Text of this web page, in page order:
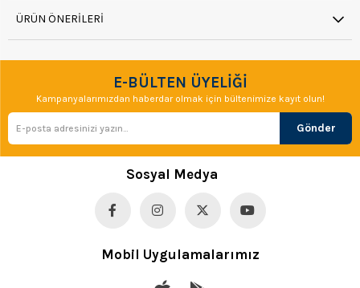
ÜRÜN ÖNERILERI
E-BÜLTEN ÜYELİĞİ
Kampanyalarımızdan haberdar olmak için bültenimize kayıt olun!
Gönder
Sosyal Medya
Mobil Uygulamalarımız